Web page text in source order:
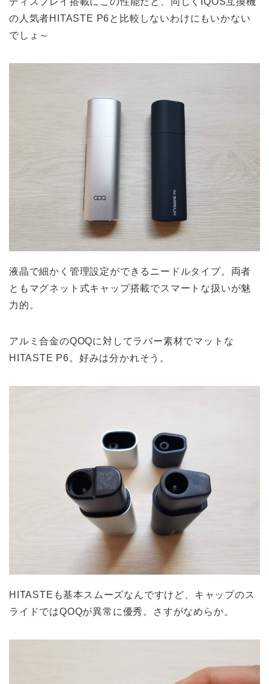
の人気者HITASTE P6と比較しないわけにもいかない
でしょ～
液晶で細かく管理設定ができるニードルタイプ。両者
ともマグネット式キャップ搭載でスマートな扱いが魅
力的。
アルミ合金のQOQに対してラバー素材でマットな
HITASTE P6。好みは分かれそう。
HITASTEも基本スムーズなんですけど、キャップのス
ライドではQOQが異常に優秀。さすがなめらか。